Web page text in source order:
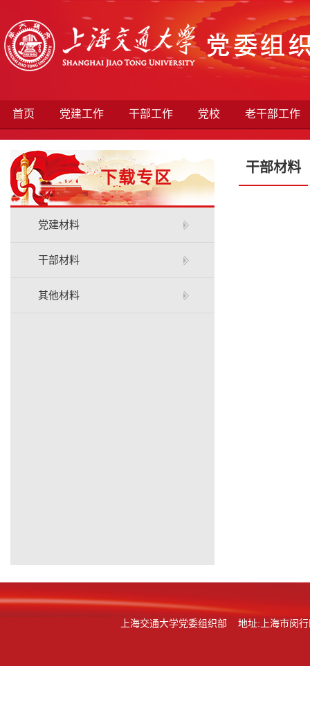
首页 党建工作 干部工作 党校 老干部工作
下载专区
党建材料
干部材料
其他材料
干部材料
上海交通大学党委组织部 地址:上海市闵